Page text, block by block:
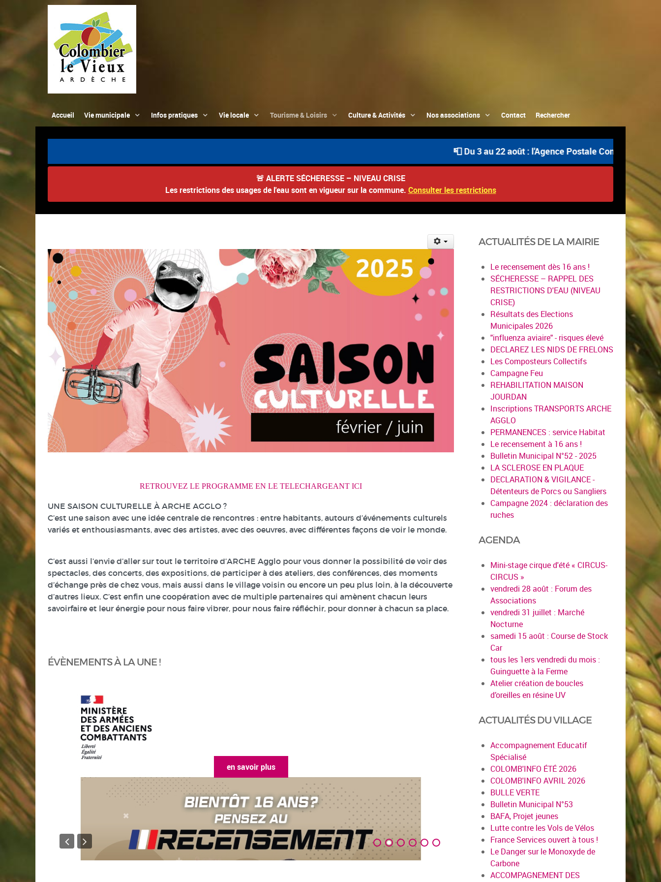
Accueil Vie municipale Infos pratiques Vie locale Tourisme & Loisirs Culture & Activités Nos associations Contact Rechercher
📮 Du 3 au 22 août : l'Agence Postale Communale est
🚨 ALERTE SÉCHERESSE – NIVEAU CRISE
Les restrictions des usages de l'eau sont en vigueur sur la commune. Consulter les restrictions
RETROUVEZ LE PROGRAMME EN LE TELECHARGEANT ICI
UNE SAISON CULTURELLE À ARCHE AGGLO ?
C’est une saison avec une idée centrale de rencontres : entre habitants, autours d’événements culturels
variés et enthousiasmants, avec des artistes, avec des oeuvres, avec différentes façons de voir le monde.
C’est aussi l’envie d’aller sur tout le territoire d’ARCHE Agglo pour vous donner la possibilité de voir des
spectacles, des concerts, des expositions, de participer à des ateliers, des conférences, des moments
d’échange près de chez vous, mais aussi dans le village voisin ou encore un peu plus loin, à la découverte
d’autres lieux. C’est enfin une coopération avec de multiple partenaires qui amènent chacun leurs
savoirfaire et leur énergie pour nous faire vibrer, pour nous faire réfléchir, pour donner à chacun sa place.
ÉVÈNEMENTS À LA UNE !
en savoir plus
ACTUALITÉS DE LA MAIRIE
Le recensement dès 16 ans !
SÉCHERESSE – RAPPEL DES
RESTRICTIONS D'EAU (NIVEAU
CRISE)
Résultats des Elections
Municipales 2026
"influenza aviaire" - risques élevé
DECLAREZ LES NIDS DE FRELONS
Les Composteurs Collectifs
Campagne Feu
REHABILITATION MAISON
JOURDAN
Inscriptions TRANSPORTS ARCHE
AGGLO
PERMANENCES : service Habitat
Le recensement à 16 ans !
Bulletin Municipal N°52 - 2025
LA SCLEROSE EN PLAQUE
DECLARATION & VIGILANCE -
Détenteurs de Porcs ou Sangliers
Campagne 2024 : déclaration des
ruches
AGENDA
Mini-stage cirque d'été « CIRCUS-
CIRCUS »
vendredi 28 août : Forum des
Associations
vendredi 31 juillet : Marché
Nocturne
samedi 15 août : Course de Stock
Car
tous les 1ers vendredi du mois :
Guinguette à la Ferme
Atelier création de boucles
d’oreilles en résine UV
ACTUALITÉS DU VILLAGE
Accompagnement Educatif
Spécialisé
COLOMB'INFO ÉTÉ 2026
COLOMB'INFO AVRIL 2026
BULLE VERTE
Bulletin Municipal N°53
BAFA, Projet jeunes
Lutte contre les Vols de Vélos
France Services ouvert à tous !
Le Danger sur le Monoxyde de
Carbone
ACCOMPAGNEMENT DES